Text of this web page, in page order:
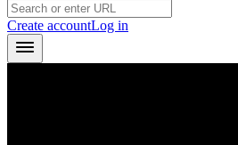
Create accountLog in